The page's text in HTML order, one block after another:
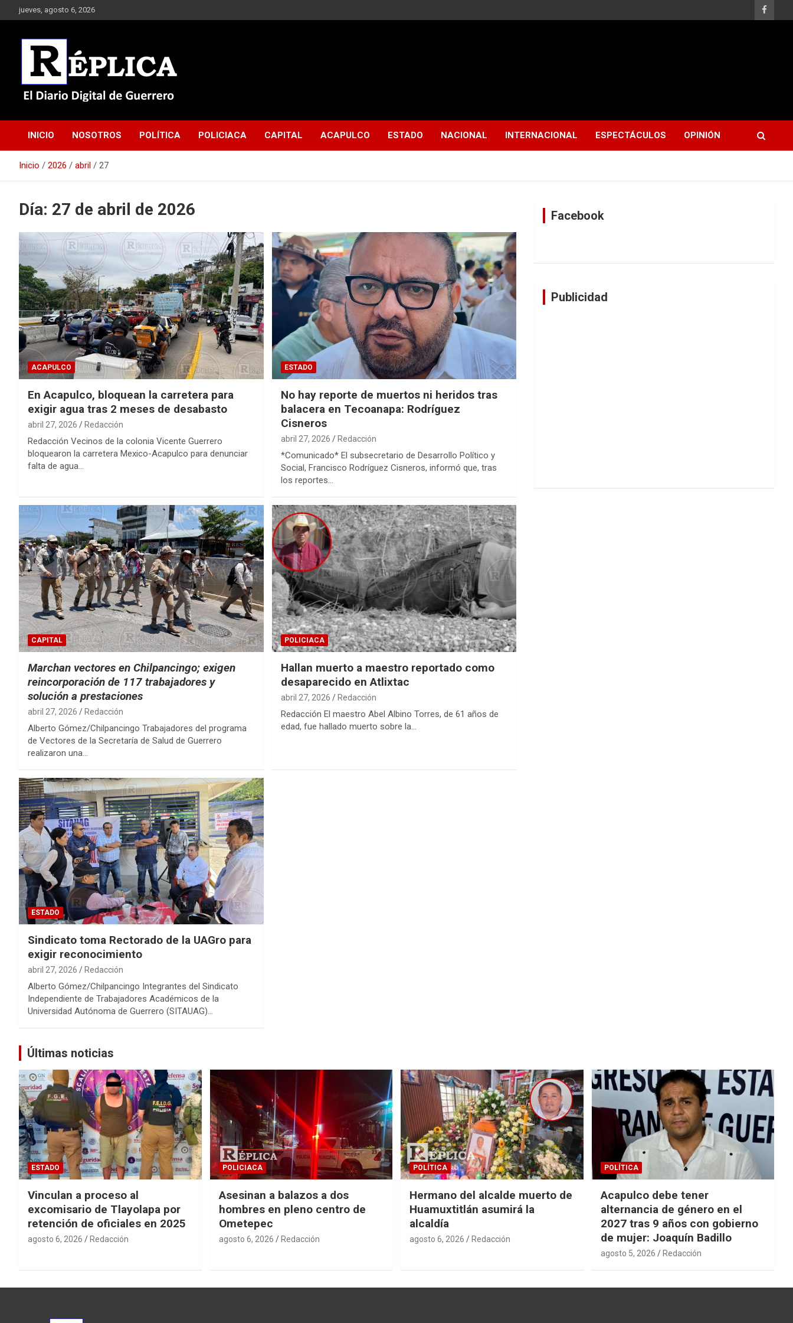
Saltar
al
jueves, agosto 6, 2026
Réplica
INICIO NOSOTROS POLÍTICA POLICIACA CAPITAL ACAPULCO ESTADO NACIONAL INTERNACIONAL ESPECTÁCULOS OPINIÓN
Inicio 2026 abril 27
Día: 27 de abril de 2026
ACAPULCO
En Acapulco, bloquean la carretera para
exigir agua tras 2 meses de desabasto
abril 27, 2026 Redacción
Redacción Vecinos de la colonia Vicente Guerrero
bloquearon la carretera Mexico-Acapulco para denunciar
falta de agua…
ESTADO
No hay reporte de muertos ni heridos tras
balacera en Tecoanapa: Rodríguez
Cisneros
abril 27, 2026 Redacción
*Comunicado* El subsecretario de Desarrollo Político y
Social, Francisco Rodríguez Cisneros, informó que, tras
los reportes…
CAPITAL
Marchan vectores en Chilpancingo; exigen
reincorporación de 117 trabajadores y
solución a prestaciones
abril 27, 2026 Redacción
Alberto Gómez/Chilpancingo Trabajadores del programa
de Vectores de la Secretaría de Salud de Guerrero
realizaron una…
POLICIACA
Hallan muerto a maestro reportado como
desaparecido en Atlixtac
abril 27, 2026 Redacción
Redacción El maestro Abel Albino Torres, de 61 años de
edad, fue hallado muerto sobre la…
ESTADO
Sindicato toma Rectorado de la UAGro para
exigir reconocimiento
abril 27, 2026 Redacción
Alberto Gómez/Chilpancingo Integrantes del Sindicato
Independiente de Trabajadores Académicos de la
Universidad Autónoma de Guerrero (SITAUAG)…
Facebook
Publicidad
Últimas noticias
ESTADO
Vinculan a proceso al
excomisario de Tlayolapa por
retención de oficiales en 2025
agosto 6, 2026 Redacción
POLICIACA
Asesinan a balazos a dos
hombres en pleno centro de
Ometepec
agosto 6, 2026 Redacción
POLÍTICA
Hermano del alcalde muerto de
Huamuxtitlán asumirá la
alcaldía
agosto 6, 2026 Redacción
POLÍTICA
Acapulco debe tener
alternancia de género en el
2027 tras 9 años con gobierno
de mujer: Joaquín Badillo
agosto 5, 2026 Redacción